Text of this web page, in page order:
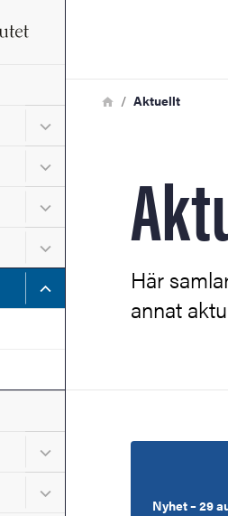
Undermeny för
Undermeny för
Undermeny för Samverkan
Undermeny för Våra
Undermeny för Aktuellt
Undermeny för Publikationer
Undermeny för Om oss
LänkstigHemAktuellt
Här
annat
Nyhet – 29